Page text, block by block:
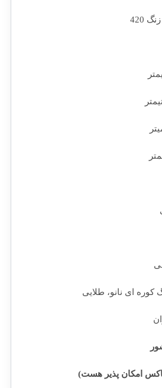
420
کوره ای نانو، طلایی
امکان پذیر هست)